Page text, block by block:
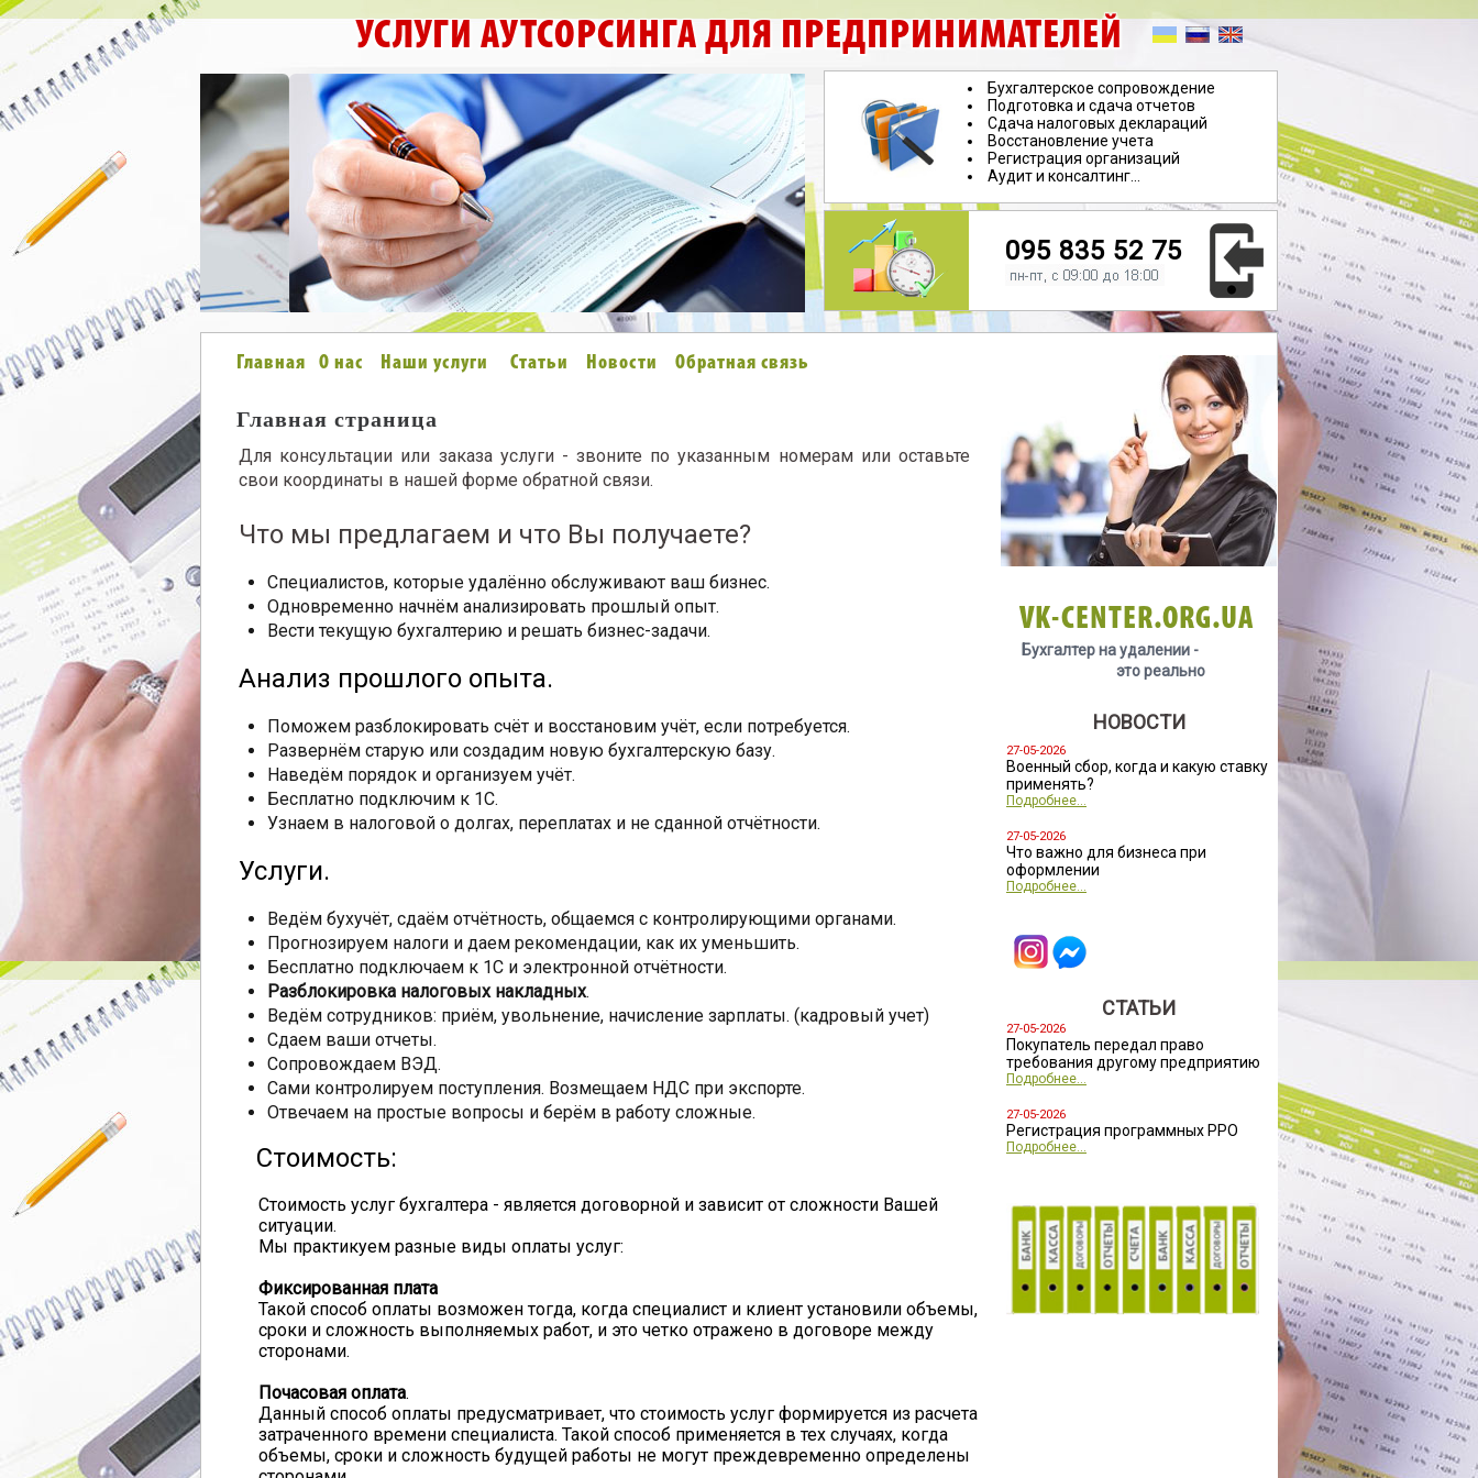
УСЛУГИ АУТСОРСИНГА ДЛЯ ПРЕДПРИНИМАТЕЛЕЙ
Бухгалтерское сопровождение
Подготовка и сдача отчетов
Сдача налоговых деклараций
Восстановление учета
Регистрация организаций
Аудит и консалтинг...
095 835 52 75
Главная О нас Наши услуги Статьи Новости Обратная связь
Главная страница
Для консультации или заказа услуги - звоните по указанным номерам или оставьте
свои координаты в нашей форме обратной связи.
Что мы предлагаем и что Вы получаете?
Специалистов, которые удалённо обслуживают ваш бизнес.
Одновременно начнём анализировать прошлый опыт.
Вести текущую бухгалтерию и решать бизнес-задачи.
Анализ прошлого опыта.
Поможем разблокировать счёт и восстановим учёт, если потребуется.
Развернём старую или создадим новую бухгалтерскую базу.
Наведём порядок и организуем учёт.
Бесплатно подключим к 1С.
Узнаем в налоговой о долгах, переплатах и не сданной отчётности.
Услуги.
Ведём бухучёт, сдаём отчётность, общаемся с контролирующими органами.
Прогнозируем налоги и даем рекомендации, как их уменьшить.
Бесплатно подключаем к 1С и электронной отчётности.
Разблокировка налоговых накладных.
Ведём сотрудников: приём, увольнение, начисление зарплаты. (кадровый учет)
Сдаем ваши отчеты.
Сопровождаем ВЭД.
Сами контролируем поступления. Возмещаем НДС при экспорте.
Отвечаем на простые вопросы и берём в работу сложные.
Стоимость:
Стоимость услуг бухгалтера - является договорной и зависит от сложности Вашей
ситуации.
Мы практикуем разные виды оплаты услуг:
Фиксированная плата
Такой способ оплаты возможен тогда, когда специалист и клиент установили объемы,
сроки и сложность выполняемых работ, и это четко отражено в договоре между
сторонами.
Почасовая оплата.
Данный способ оплаты предусматривает, что стоимость услуг формируется из расчета
затраченного времени специалиста. Такой способ применяется в тех случаях, когда
объемы, сроки и сложность будущей работы не могут преждевременно определены
VK-CENTER.ORG.UA
Бухгалтер на удалении -
это реально
НОВОСТИ
27-05-2026
Военный сбор, когда и какую ставку
применять?
Подробнее...
27-05-2026
Что важно для бизнеса при
оформлении
Подробнее...
СТАТЬИ
27-05-2026
Покупатель передал право
требования другому предприятию
Подробнее...
27-05-2026
Регистрация программных РРО
Подробнее...